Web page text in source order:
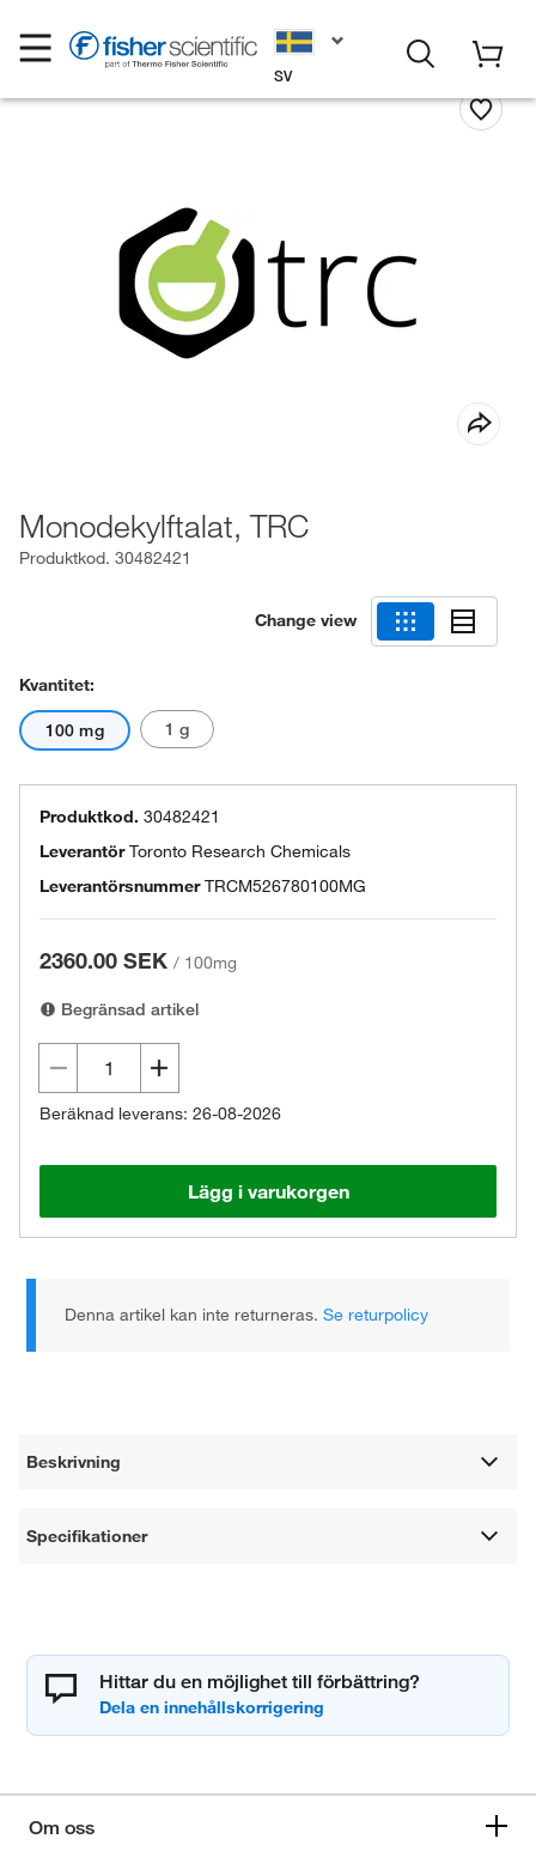
SV
Monodekylftalat, TRC
Produktkod. 30482421
Change view
Kvantitet:
100 mg 1 g
Produktkod. 30482421
LeverantörToronto Research Chemicals
Leverantörsnummer TRCM526780100MG
2360.00 SEK / 100mg
Begränsad artikel
Beräknad leverans: 26-08-2026
Lägg i varukorgen
Denna artikel kan inte returneras.Se returpolicy
Beskrivning
Specifikationer
Hittar du en möjlighet till förbättring?
Om oss